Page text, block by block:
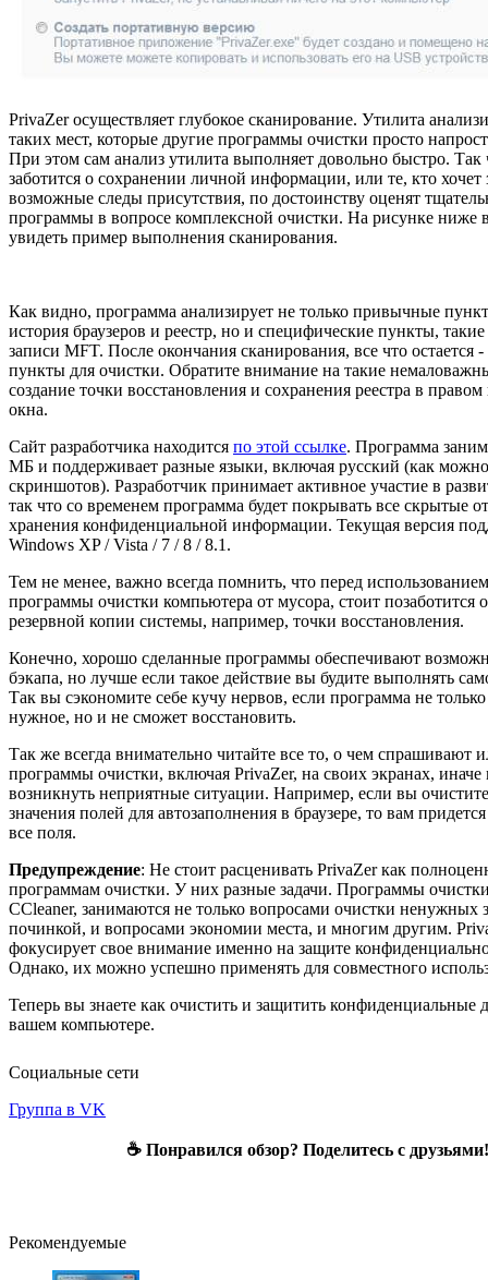
PrivaZer осуществляет глубокое сканирование. Утилита
таких мест, которые другие программы очистки просто
При этом сам анализ утилита выполняет довольно быстро. Так
заботится о сохранении личной информации, или те, кто хочет
возможные следы присутствия, по достоинству оценят
программы в вопросе комплексной очистки. На рисунке ниже
увидеть пример выполнения сканирования.
Как видно, программа анализирует не только привычные
история браузеров и реестр, но и специфические пункты,
записи MFT. После окончания сканирования, все что остается -
пункты для очистки. Обратите внимание на такие
создание точки восстановления и сохранения реестра в
окна.
Сайт разработчика находится по этой ссылке. Программа
МБ и поддерживает разные языки, включая русский (как можно
скриншотов). Разработчик принимает активное участие в
так что со временем программа будет покрывать все скрытые
хранения конфиденциальной информации. Текущая версия
Windows XP / Vista / 7 / 8 / 8.1.
Тем не менее, важно всегда помнить, что перед
программы очистки компьютера от мусора, стоит позаботится
резервной копии системы, например, точки восстановления.
Конечно, хорошо сделанные программы обеспечивают
бэкапа, но лучше если такое действие вы будите выполнять
Так вы сэкономите себе кучу нервов, если программа не
нужное, но и не сможет восстановить.
Так же всегда внимательно читайте все то, о чем спрашивают
программы очистки, включая PrivaZer, на своих экранах, иначе
возникнуть неприятные ситуации. Например, если вы
значения полей для автозаполнения в браузере, то вам
все поля.
Предупреждение: Не стоит расценивать PrivaZer как
программам очистки. У них разные задачи. Программы
CCleaner, занимаются не только вопросами очистки ненужных
починкой, и вопросами экономии места, и многим другим.
фокусирует свое внимание именно на защите
Однако, их можно успешно применять для совместного
Теперь вы знаете как очистить и защитить конфиденциальные
вашем компьютере.
Социальные сети
Группа в VK
☕ Понравился обзор? Поделитесь с
Рекомендуемые